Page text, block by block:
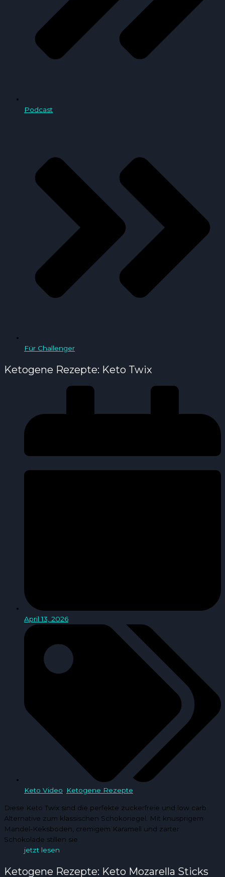
Podcast
Für Challenger
Ketogene Rezepte: Keto Twix
April 13, 2026
Keto Video Ketogene Rezepte
Diese Keto Twix sind die perfekte zuckerfreie und low carb
Alternative zum klassischen Schokoriegel. Mit knusprigem
Mandel-Keksboden, cremigem Karamell und zarter
Schokolade stillen sie
jetzt lesen
Ketogene Rezepte: Keto Mozarella Sticks